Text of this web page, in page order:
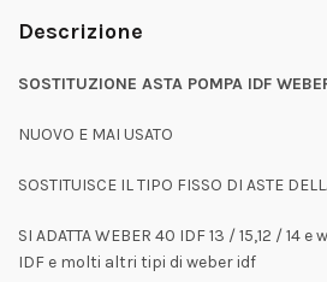
Descrizione
SOSTITUZIONE ASTA POMPA IDF
NUOVO E MAI USATO
SOSTITUISCE IL TIPO FISSO DI ASTE
SI ADATTA WEBER 40 IDF 13 / 15,12 / 14
IDF e molti altri tipi di weber idf